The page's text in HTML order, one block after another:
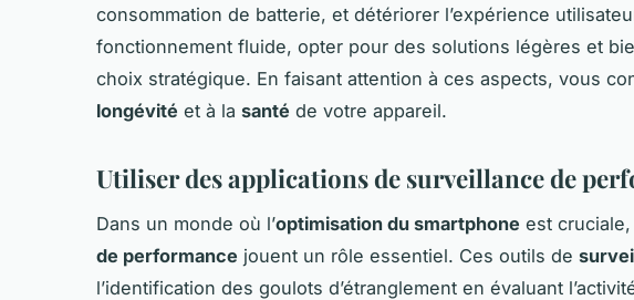
consommation de batterie, et détériorer l’expérience
fonctionnement fluide, opter pour des solutions légères et
choix stratégique. En faisant attention à ces aspects, vous
longévité et à la santé de votre appareil.
Utiliser des applications de surveillance de
Dans un monde où l’optimisation du smartphone est
de performance jouent un rôle essentiel. Ces outils de
l’identification des goulots d’étranglement en évaluant